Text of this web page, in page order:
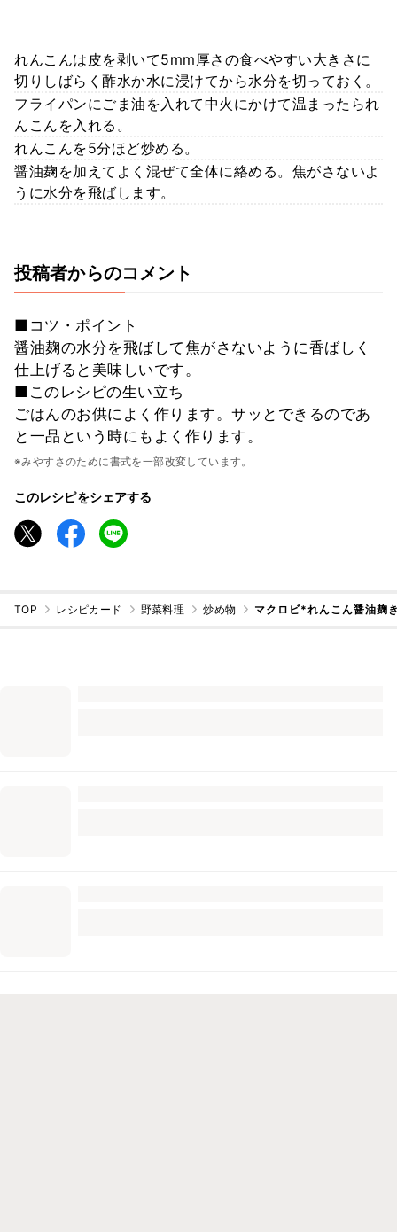
れんこんは皮を剥いて5mm厚さの食べやすい大きさに
切りしばらく酢水か水に浸けてから水分を切っておく。
フライパンにごま油を入れて中火にかけて温まったられ
んこんを入れる。
れんこんを5分ほど炒める。
醤油麹を加えてよく混ぜて全体に絡める。焦がさないよ
うに水分を飛ばします。
投稿者からのコメント
■コツ・ポイント
醤油麹の水分を飛ばして焦がさないように香ばしく
仕上げると美味しいです。
■このレシピの生い立ち
ごはんのお供によく作ります。サッとできるのであ
と一品という時にもよく作ります。
※みやすさのために書式を一部改変しています。
このレシピをシェアする
TOP レシピカード 野菜料理 炒め物 マクロビ*れんこん醤油麹